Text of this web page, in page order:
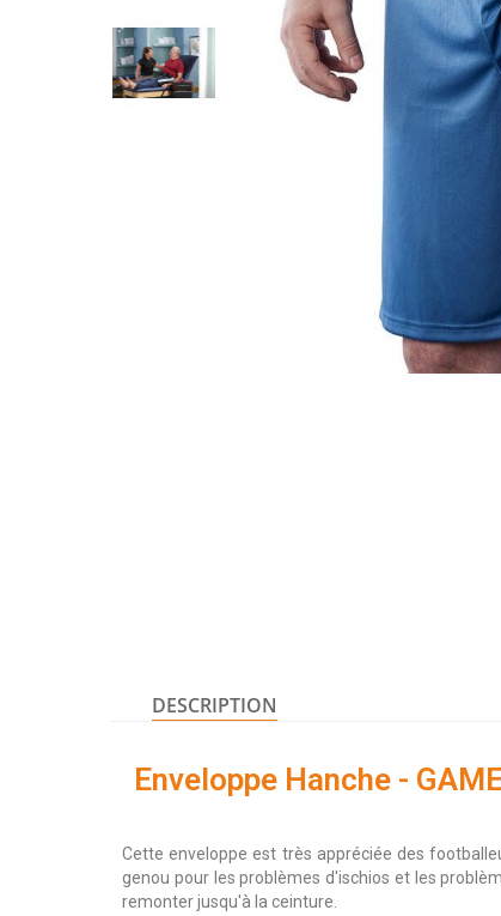
DESCRIPTION
Enveloppe Hanche -
Cette enveloppe est très appréciée des
genou pour les problèmes d'ischios et les
remonter jusqu'à la ceinture.